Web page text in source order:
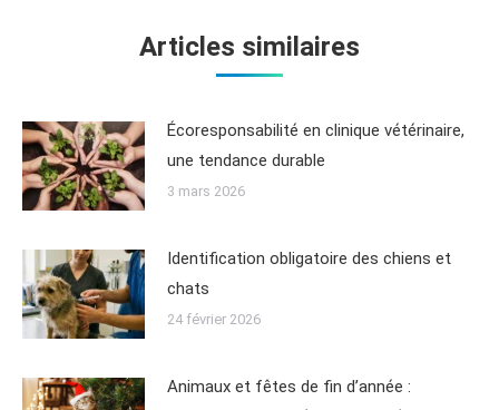
Articles similaires
Écoresponsabilité en clinique vétérinaire,
une tendance durable
3 mars 2026
Identification obligatoire des chiens et
chats
24 février 2026
Animaux et fêtes de fin d’année :